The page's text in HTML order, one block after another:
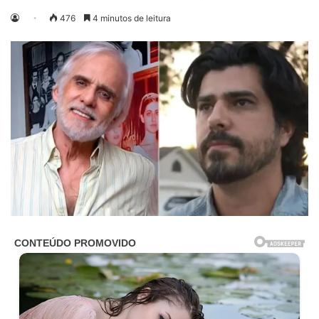
476 4 minutos de leitura